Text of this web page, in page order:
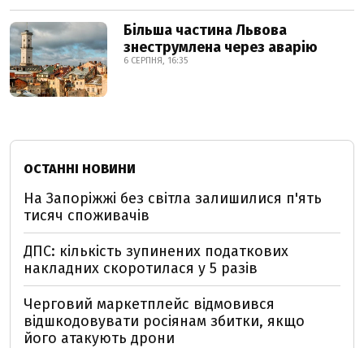
Більша частина Львова
знеструмлена через аварію
6 СЕРПНЯ, 16:35
ОСТАННІ НОВИНИ
На Запоріжжі без світла залишилися п'ять
тисяч споживачів
ДПС: кількість зупинених податкових
накладних скоротилася у 5 разів
Черговий маркетплейс відмовився
відшкодовувати росіянам збитки, якщо
його атакують дрони